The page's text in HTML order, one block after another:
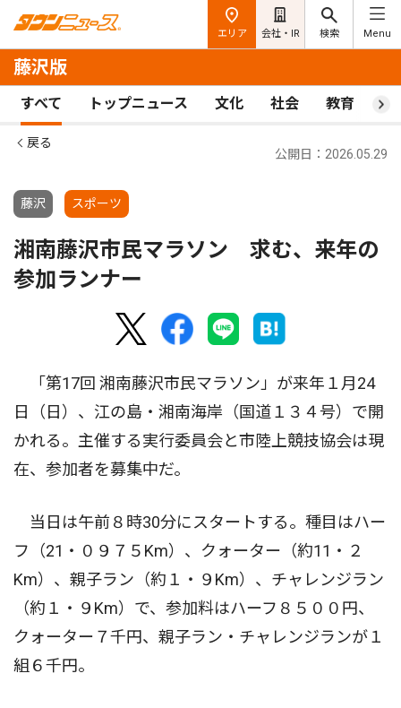
エリア 会社・IR 検索 Menu
藤沢版
すべて トップニュース 文化 社会 教育 ス
戻る
藤沢 スポーツ
公開日：2026.05.29
湘南藤沢市民マラソン 求む、来年の
参加ランナー
「第17回 湘南藤沢市民マラソン」が来年１月24
日（日）、江の島・湘南海岸（国道１３４号）で開
かれる。主催する実行委員会と市陸上競技協会は現
在、参加者を募集中だ。
当日は午前８時30分にスタートする。種目はハー
フ（21・０９７５Km）、クォーター（約11・２
Km）、親子ラン（約１・９Km）、チャレンジラン
（約１・９Km）で、参加料はハーフ８５００円、
クォーター７千円、親子ラン・チャレンジランが１
組６千円。